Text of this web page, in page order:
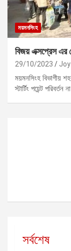
ময়মনসিংহ
বিজয় এক্সপ্রেস এর
29/10/2023
ময়মনসিংহ বিভাগীয়
স্টার্টিং পয়েন্ট
সর্বশেষ